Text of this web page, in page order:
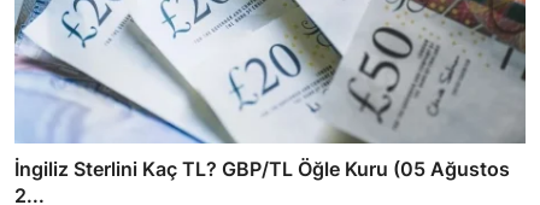
İngiliz Sterlini Kaç TL? GBP/TL Öğle Kuru (05 Ağustos
2...